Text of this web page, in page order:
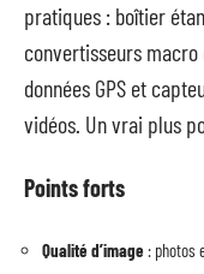
pratiques : boîtier
convertisseurs
données GPS et
vidéos. Un vrai plus
Points forts
Qualité d’image : photos